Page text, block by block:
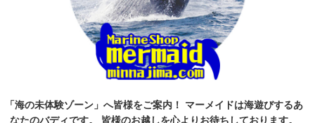
「海の未体験ゾーン」へ皆様をご案内！
マーメイドは海遊びするあ
なたのバディです。
皆様のお越しを心よりお待ちしております。